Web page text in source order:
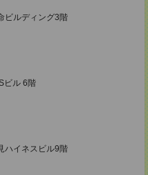
ビルディング3階
ビル 6階
ハイネスビル9階